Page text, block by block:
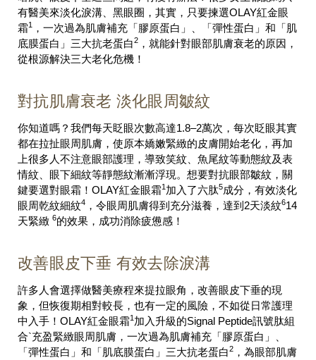
有醫美來淡化淚溝、黑眼圈，其實，只要揀選OLAY紅金眼
霜1
，一次過為肌膚補充「膠原蛋白」、「彈性蛋白」和「肌
底膜蛋白」三大抗老蛋白2 ，就能針對眼部肌膚衰老的原因，
從根源解決三大老化危機！
對抗肌膚衰老 淡化眼周皺紋
你知道嗎？我們每天眨眼次數高達1.8–2萬次，每次眨眼其實
都在拉扯眼周肌膚，使原本嬌嫩緊緻的皮膚開始老化，再加
上很多人不注意眼部護理，導致笑紋、魚尾紋等動態紋及表
情紋、眼下細紋等靜態紋漸漸浮現。想要對抗眼部皺紋，關
鍵要選對眼霜！OLAY紅金眼霜1 加入了六肽5成分，有效淡化
眼周乾紋細紋4 ，令眼周肌膚得到充分滋養，達到2天淡紋614
天緊緻 6的效果，成功消除疲憊感！
改善眼皮下垂 有效去除淚溝
許多人會選擇做醫美療程來提拉眼角，改善眼皮下垂的現
象，但恢復期相對較長，也有一定的風險，不如從日常護理
中入手！OLAY紅金眼霜1 加入升級的Signal Peptide訊號肽組
合`充盈緊緻眼周肌膚，一次過為肌膚補充「膠原蛋白」、
「彈性蛋白」和「肌底膜蛋白」三大抗老蛋白2 ，為眼部肌膚